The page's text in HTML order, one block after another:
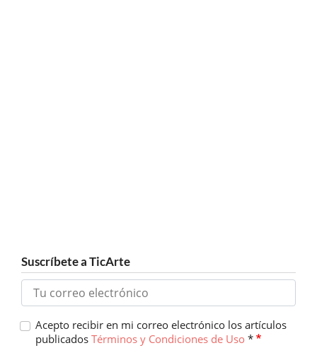
Suscríbete a TicArte
Acepto recibir en mi correo electrónico los artículos
publicados Términos y Condiciones de Uso *